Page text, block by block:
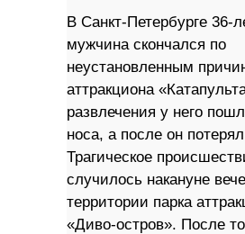
В Санкт-Петербурге 36-
мужчина скончался по
неустановленным
аттракциона
развлечения у него
носа, а после он
Трагическое
случилось накануне
территории парка
«Диво-остров». После